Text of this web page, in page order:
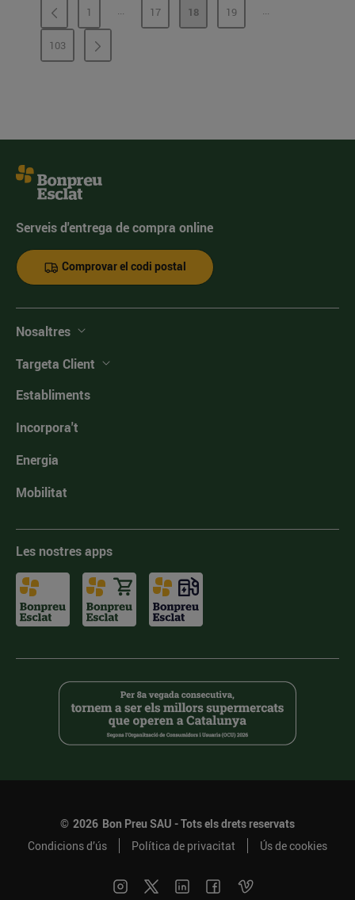
PÀGINA
1 ...PÀGINES INTERMÈDIES
PÀGINA
17 PÀGINA
18 PÀGINA
19 ...PÀGINES
PÀGINA
103
Serveis d'entrega de compra online
Comprovar el codi postal
Nosaltres
Targeta Client
Establiments
Incorpora't
Energia
Mobilitat
Les nostres apps
© 2026 Bon Preu SAU - Tots els drets reservats
Condicions d’ús
Política de privacitat Ús de cookies